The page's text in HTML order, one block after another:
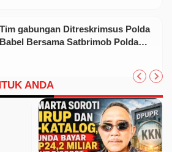
Tim gabungan Ditreskrimsus Polda
Babel Bersama Satbrimob Polda
Belitung Berhasil Mengamankan 53
ton Pasir Timah Diduga Ilegal
ANDA